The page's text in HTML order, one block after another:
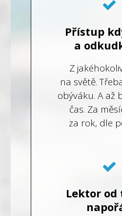
Přístup
a
Z
na světě.
obýváku. A až
čas. Za
za rok, dle
Lektor od